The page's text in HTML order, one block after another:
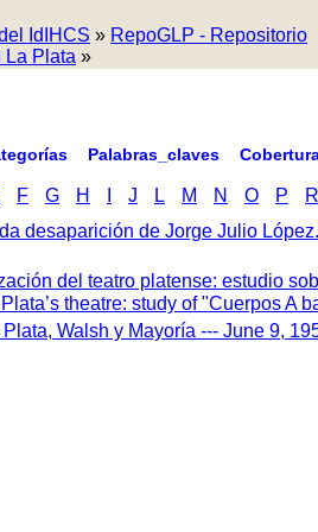
IdIHCS » RepoGLP - Repositorio
La Plata »
Palabras_claves
F G H J L M N O P
R
desaparición de Jorge Julio
del teatro platense: estudio
theatre: study of "Cuerpos A
Walsh y Mayoría --- June 9,